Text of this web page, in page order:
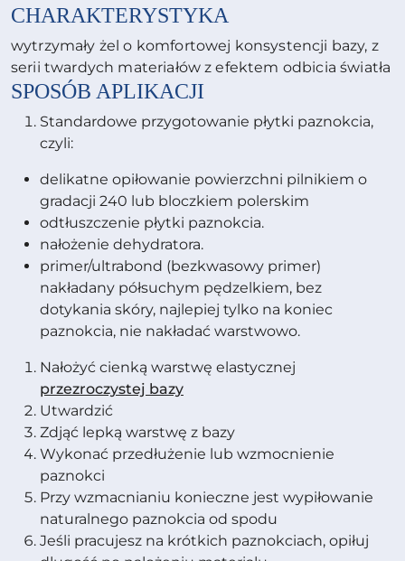
CHARAKTERYSTYKA
wytrzymały żel o komfortowej konsystencji bazy, z
serii twardych materiałów z efektem odbicia światła
SPOSÓB APLIKACJI
Standardowe przygotowanie płytki paznokcia,
czyli:
delikatne opiłowanie powierzchni pilnikiem o
gradacji 240 lub bloczkiem polerskim
odtłuszczenie płytki paznokcia.
nałożenie dehydratora.
primer/ultrabond (bezkwasowy primer)
nakładany półsuchym pędzelkiem, bez
dotykania skóry, najlepiej tylko na koniec
paznokcia, nie nakładać warstwowo.
Nałożyć cienką warstwę elastycznej
przezroczystej bazy
Utwardzić
Zdjąć lepką warstwę z bazy
Wykonać przedłużenie lub wzmocnienie
paznokci
Przy wzmacnianiu konieczne jest wypiłowanie
naturalnego paznokcia od spodu
Jeśli pracujesz na krótkich paznokciach, opiłuj